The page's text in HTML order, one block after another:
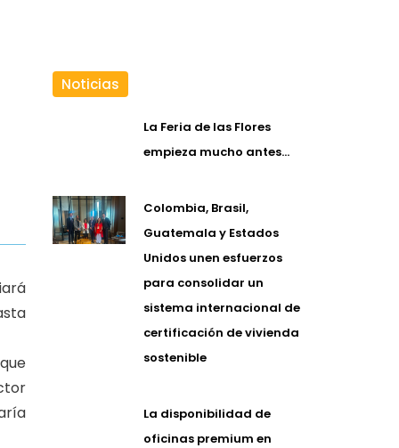
Noticias
La Feria de las Flores
empieza mucho antes…
Colombia, Brasil,
Guatemala y Estados
Unidos unen esfuerzos
para consolidar un
sistema internacional de
certificación de vivienda
sostenible
La disponibilidad de
oficinas premium en